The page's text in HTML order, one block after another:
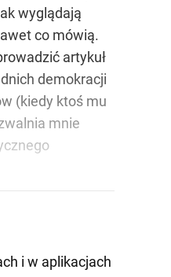
wyglądają
co mówią.
artykuł
demokracji
(kiedy ktoś mu
mnie
i w aplikacjach